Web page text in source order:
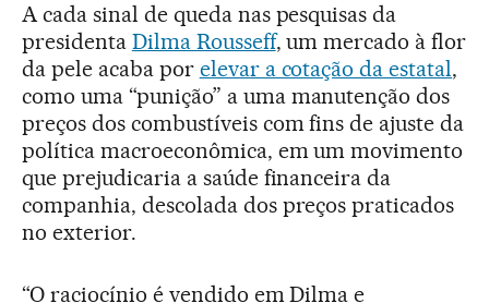
A cada sinal de queda nas pesquisas da
presidenta Dilma Rousseff, um mercado à flor
da pele acaba por elevar a cotação da estatal,
como uma “punição” a uma manutenção dos
preços dos combustíveis com fins de ajuste da
política macroeconômica, em um movimento
que prejudicaria a saúde financeira da
companhia, descolada dos preços praticados
no exterior.
“O raciocínio é vendido em Dilma e